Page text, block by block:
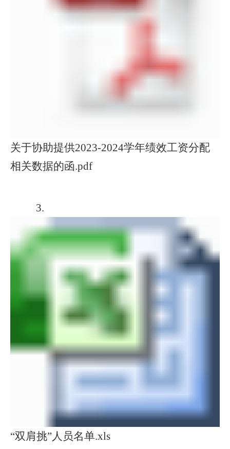
关于协助提供2023-2024学年绩效工资分配
相关数据的函.pdf
3.
“双肩挑”人员名单.xls